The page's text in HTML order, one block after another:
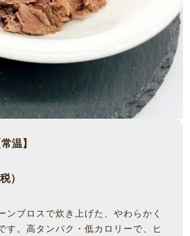
温】
）
ンブロスで炊き上げた、やわらかく
す。高タンパク・低カロリーで、ヒ